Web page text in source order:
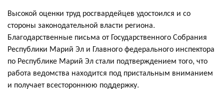
Высокой оценки труд росгвардейцев удостоился и со
стороны законодательной власти региона.
Благодарственные письма от Государственного Собрания
Республики Марий Эл и Главного федерального инспектора
по Республике Марий Эл стали подтверждением того, что
работа ведомства находится под пристальным вниманием
и получает всестороннюю поддержку.